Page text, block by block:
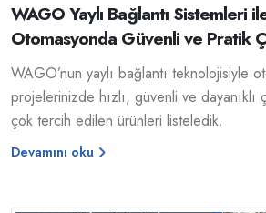
WAGO Yaylı Bağlantı Sistemleri
Otomasyonda Güvenli ve Pratik
WAGO’nun yaylı bağlantı teknolojisiyle
projelerinizde hızlı, güvenli ve
çok tercih edilen ürünleri listeledik.
Devamını oku